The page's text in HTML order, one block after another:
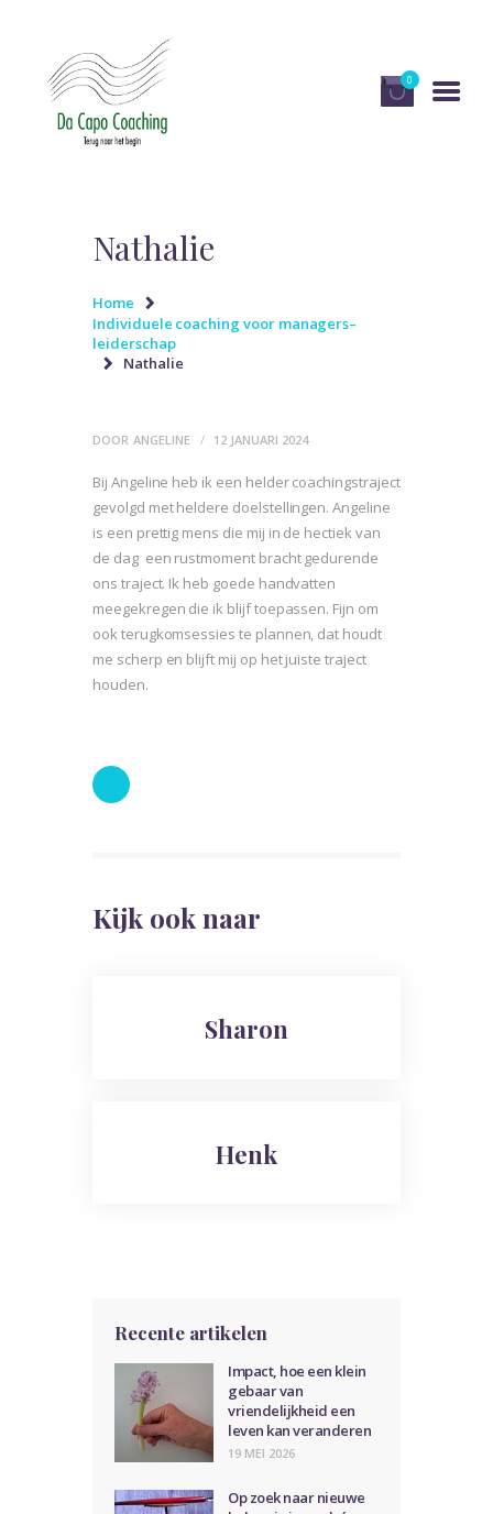
0
Nathalie
Home
Individuele coaching voor managers–
leiderschap
Nathalie
DIENSTEN
COACHING
PUBLICATIES EN MEDIA
DOOR ANGELINE 12 JANUARI 2024
Bij Angeline heb ik een helder coachingstraject
gevolgd met heldere doelstellingen. Angeline
is een prettig mens die mij in de hectiek van
de dag een rustmoment bracht gedurende
ons traject. Ik heb goede handvatten
meegekregen die ik blijf toepassen. Fijn om
ook terugkomsessies te plannen, dat houdt
me scherp en blijft mij op het juiste traject
houden.
Kijk ook naar
Sharon
Henk
Recente artikelen
Impact, hoe een klein
gebaar van
vriendelijkheid een
leven kan veranderen
19 MEI 2026
Op zoek naar nieuwe